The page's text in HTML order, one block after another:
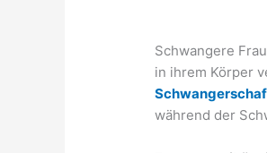
Schwangere
in ihrem Körper
während der